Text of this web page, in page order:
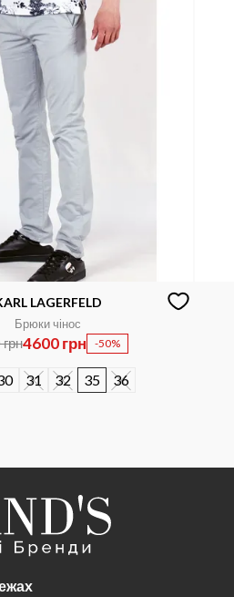
LAGERFELD
Брюки чінос
4600 грн -50%
31 32 35 36